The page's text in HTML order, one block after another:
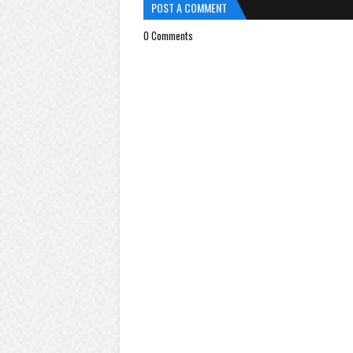
POST A COMMENT
0 Comments